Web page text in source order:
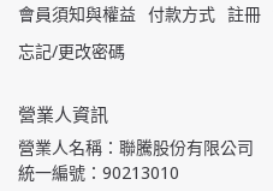
會員須知與權益 付款方式 註冊
忘記/更改密碼
營業人資訊
營業人名稱：聯騰股份有限公司
統一編號：90213010